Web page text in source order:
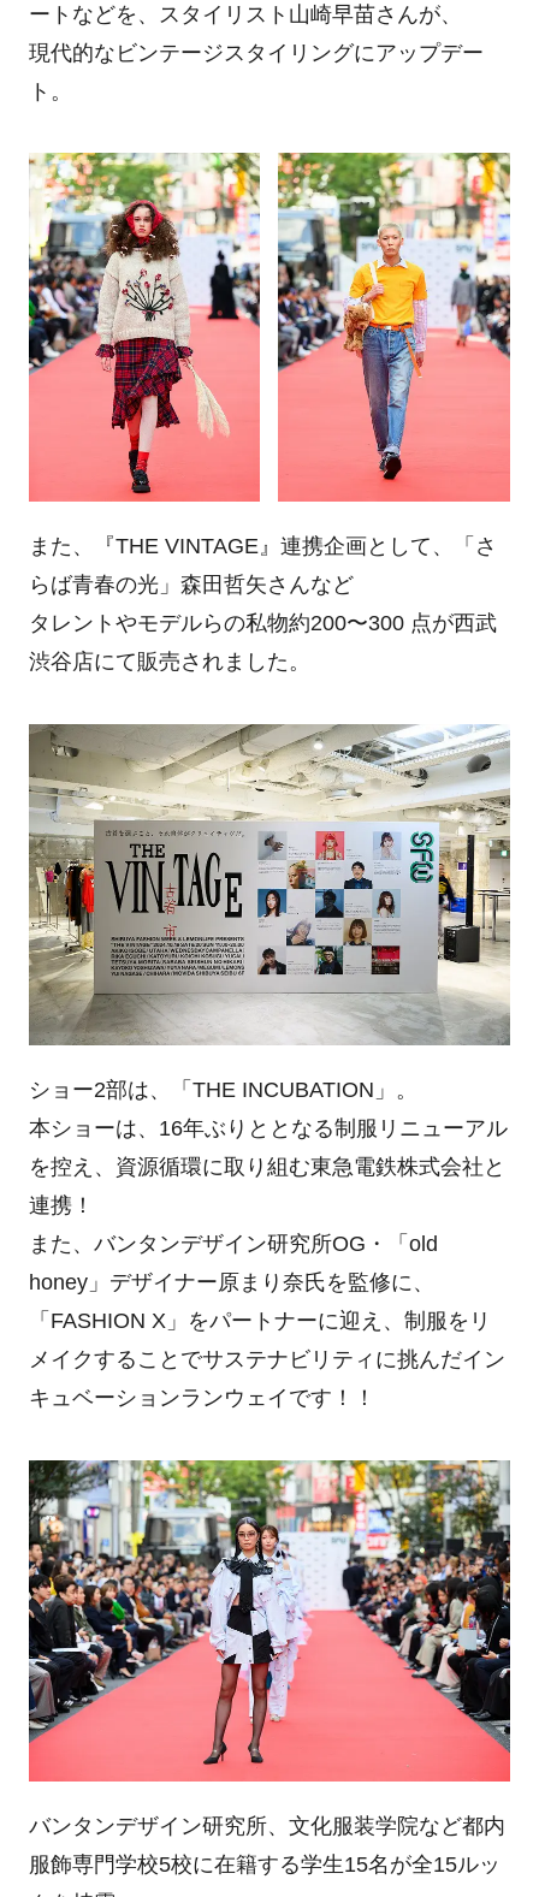
ートなどを、スタイリスト山崎早苗さんが、
現代的なビンテージスタイリングにアップデー
ト。
また、『THE VINTAGE』連携企画として、「さ
らば青春の光」森田哲矢さんなど
タレントやモデルらの私物約200〜300 点が西武
渋谷店にて販売されました。
ショー2部は、「THE INCUBATION」。
本ショーは、16年ぶりととなる制服リニューアル
を控え、資源循環に取り組む東急電鉄株式会社と
連携！
また、バンタンデザイン研究所OG・「old
honey」デザイナー原まり奈氏を監修に、
「FASHION X」をパートナーに迎え、制服をリ
メイクすることでサステナビリティに挑んだイン
キュベーションランウェイです！！
バンタンデザイン研究所、文化服装学院など都内
服飾専門学校5校に在籍する学生15名が全15ルッ